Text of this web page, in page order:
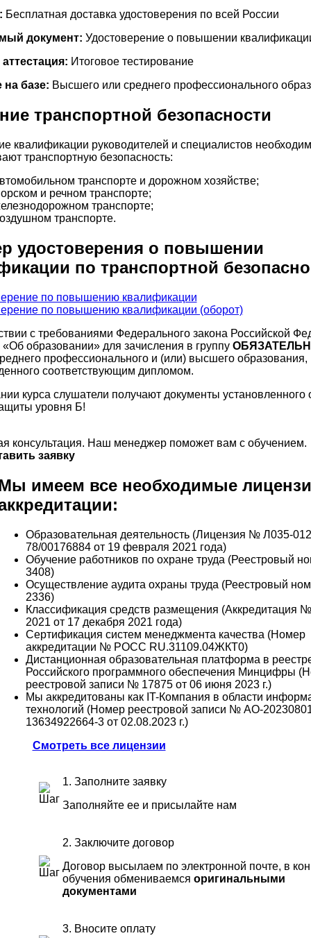
Бесплатная доставка удостоверения по всей России
документ: Удостоверение о повышении
Итоговое тестирование
на базе: Высшего или среднего профессионального
транспортной безопасности
квалификации руководителей и специалистов
транспортную безопасность:
транспорте и дорожном хозяйстве;
и речном транспорте;
транспорте;
транспорте.
удостоверения о повышении
по транспортной
с требованиями Федерального закона Российской
образовании» для зачисления в группу
профессионального и (или) высшего образования,
соответствующим дипломом.
курса слушатели получают документы установленного
уровня Б!
консультация. Наш менеджер поможет вам с обучением.
заявку
имеем все необходимые
Образовательная деятельность (Лицензия № Л035-
78/00176884 от 19 февраля 2021 года)
Обучение работников по охране труда (Реестровый
3408)
Осуществление аудита охраны труда (Реестровый
2336)
Классификация средств размещения (Аккредитация
2021 от 17 декабря 2021 года)
Сертификация систем менеджмента качества (Номер
аккредитации № РОСС RU.31109.04ЖКТ0)
Дистанционная образовательная платформа в
Российского программного обеспечения Минцифры
реестровой записи № 17875 от 06 июня 2023 г.)
Мы аккредитованы как IT-Компания в области
технологий (Номер реестровой записи № АО-
13634922664-3 от 02.08.2023 г.)
Смотреть все лицензии
1. Заполните заявку
Заполняйте ее и присылайте нам
2. Заключите договор
Договор высылаем по электронной почте, в
обучения обмениваемся оригинальными
документами
3. Вносите оплату